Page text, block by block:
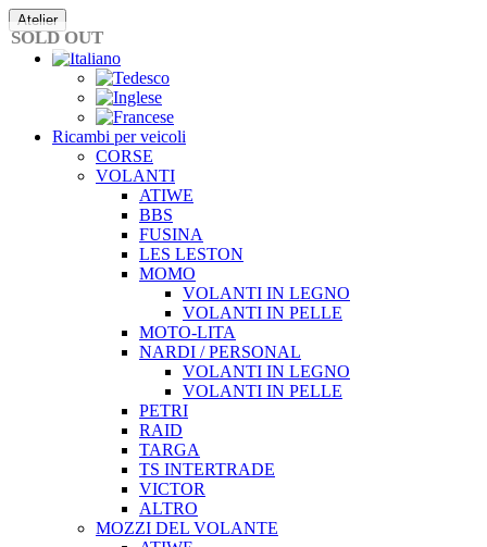
Vai
al
contenuto
Atelier
Ricambi per veicoli
CORSE
VOLANTI
ATIWE
BBS
FUSINA
LES LESTON
MOMO
VOLANTI IN LEGNO
VOLANTI IN PELLE
MOTO-LITA
NARDI / PERSONAL
VOLANTI IN LEGNO
VOLANTI IN PELLE
PETRI
RAID
TARGA
TS INTERTRADE
VICTOR
ALTRO
MOZZI DEL VOLANTE
SOLD OUT